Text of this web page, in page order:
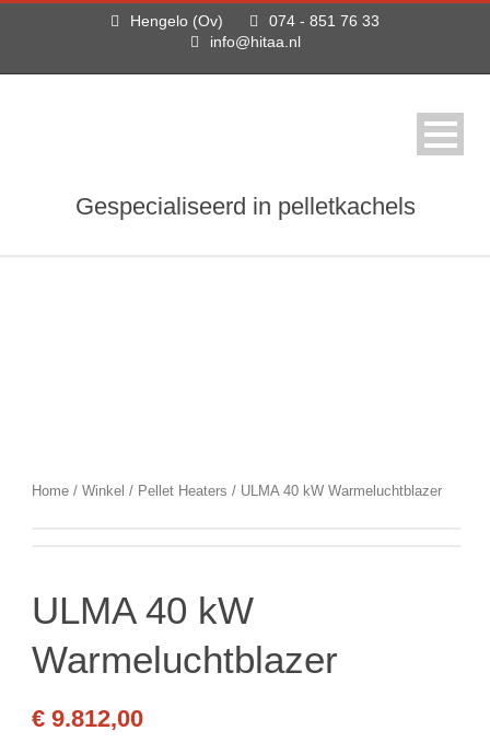
Hengelo (Ov)
074 - 851 76 33
info@hitaa.nl
Gespecialiseerd in pelletkachels
Home / Winkel / Pellet Heaters / ULMA 40 kW Warmeluchtblazer
ULMA 40 kW
Warmeluchtblazer
€ 9.812,00